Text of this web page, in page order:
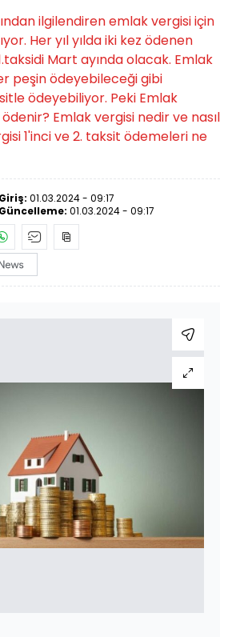
ilgilendiren emlak vergisi için
Her yıl yılda iki kez ödenen
Mart ayında olacak. Emlak
peşin ödeyebileceği gibi
ödeyebiliyor. Peki Emlak
Emlak vergisi nedir ve nasıl
1'inci ve 2. taksit ödemeleri ne
Giriş: 01.03.2024 - 09:17
Güncelleme: 01.03.2024 - 09:17